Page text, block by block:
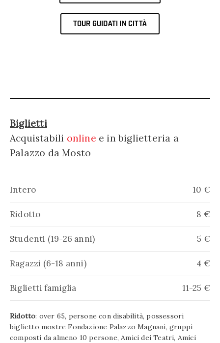
TOUR GUIDATI IN CITTÀ
Biglietti
Acquistabili online e in biglietteria a
Palazzo da Mosto
Intero 10 €
Ridotto 8 €
Studenti (19-26 anni) 5 €
Ragazzi (6-18 anni) 4 €
Biglietti famiglia 11-25 €
Ridotto: over 65, persone con disabilità, possessori
biglietto mostre Fondazione Palazzo Magnani, gruppi
composti da almeno 10 persone, Amici dei Teatri, Amici